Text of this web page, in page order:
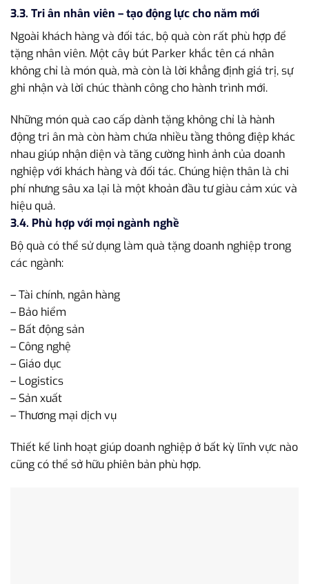
3.3. Tri ân nhân viên – tạo động lực cho năm mới
Ngoài khách hàng và đối tác, bộ quà còn rất phù hợp để
tặng nhân viên. Một cây bút Parker khắc tên cá nhân
không chỉ là món quà, mà còn là lời khẳng định giá trị, sự
ghi nhận và lời chúc thành công cho hành trình mới.
Những món quà cao cấp dành tặng không chỉ là hành
động tri ân mà còn hàm chứa nhiều tầng thông điệp khác
nhau giúp nhận diện và tăng cường hình ảnh của doanh
nghiệp với khách hàng và đối tác. Chúng hiện thân là chi
phí nhưng sâu xa lại là một khoản đầu tư giàu cảm xúc và
hiệu quả.
3.4. Phù hợp với mọi ngành nghề
Bộ quà có thể sử dụng làm quà tặng doanh nghiệp trong
các ngành:
– Tài chính, ngân hàng
– Bảo hiểm
– Bất động sản
– Công nghệ
– Giáo dục
– Logistics
– Sản xuất
– Thương mại dịch vụ
Thiết kế linh hoạt giúp doanh nghiệp ở bất kỳ lĩnh vực nào
cũng có thể sở hữu phiên bản phù hợp.